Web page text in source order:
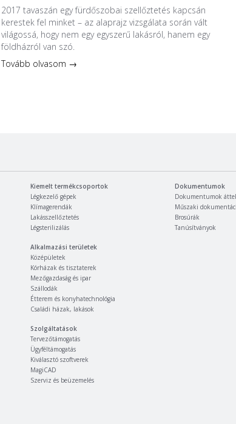
2017 tavaszán egy fürdőszobai szellőztetés kapcsán
kerestek fel minket – az alaprajz vizsgálata során vált
világossá, hogy nem egy egyszerű lakásról, hanem egy
földházról van szó.
Tovább olvasom →
Kiemelt termékcsoportok
Légkezelő gépek
Klímagerendák
Lakásszellőztetés
Légsterilizálás
Alkalmazási területek
Középületek
Kórházak és tisztaterek
Mezőgazdaság és ipar
Szállodák
Étterem és konyhatechnológia
Családi házak, lakások
Szolgáltatások
Tervezőtámogatás
Ügyféltámogatás
Kiválasztó szoftverek
MagiCAD
Szerviz és beüzemelés
Dokumentumok
Dokumentumok
Műszaki
Brosúrák
Tanúsítványok